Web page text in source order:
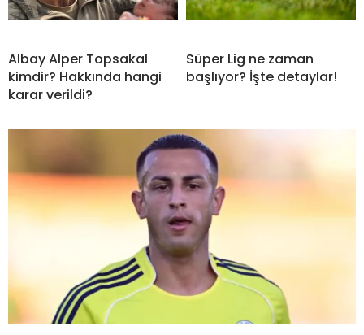
Albay Alper Topsakal
kimdir? Hakkında hangi
karar verildi?
Süper Lig ne zaman
başlıyor? İşte detaylar!